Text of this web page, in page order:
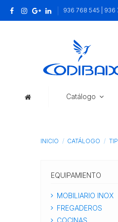
936 768 545 | 936
Catálogo
INICIO CATÁLOGO
EQUIPAMIENTO
MOBILIARIO INOX
FREGADEROS